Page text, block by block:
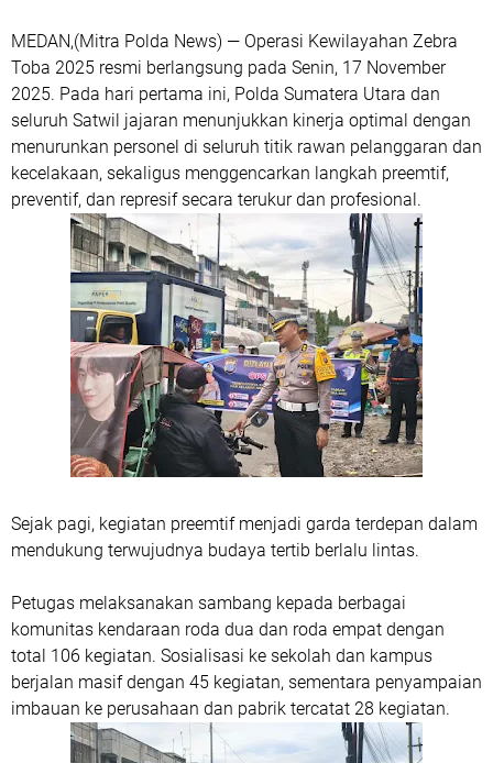
MEDAN,(Mitra Polda News) — Operasi Kewilayahan Zebra
Toba 2025 resmi berlangsung pada Senin, 17 November
2025. Pada hari pertama ini, Polda Sumatera Utara dan
seluruh Satwil jajaran menunjukkan kinerja optimal dengan
menurunkan personel di seluruh titik rawan pelanggaran dan
kecelakaan, sekaligus menggencarkan langkah preemtif,
preventif, dan represif secara terukur dan profesional.
Sejak pagi, kegiatan preemtif menjadi garda terdepan dalam
mendukung terwujudnya budaya tertib berlalu lintas.
Petugas melaksanakan sambang kepada berbagai
komunitas kendaraan roda dua dan roda empat dengan
total 106 kegiatan. Sosialisasi ke sekolah dan kampus
berjalan masif dengan 45 kegiatan, sementara penyampaian
imbauan ke perusahaan dan pabrik tercatat 28 kegiatan.